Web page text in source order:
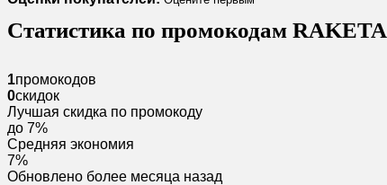
Статистика по промокодам RAKETA
1промокодов
0скидок
Лучшая скидка по промокоду
до 7%
Средняя экономия
7%
Обновлено более месяца назад